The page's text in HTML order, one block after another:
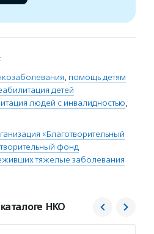
, помощь детям
детей
людей с инвалидностью,
«Благотворительный
фонд
тяжелые заболевания
НКО